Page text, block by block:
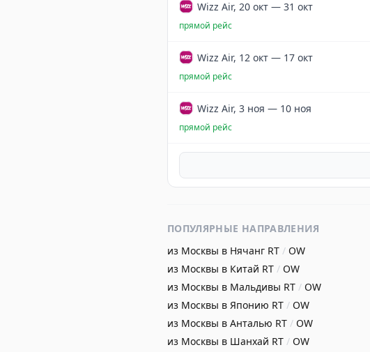
Wizz Air, 20 окт — 31 окт
прямой рейс
Wizz Air, 12 окт — 17 окт
прямой рейс
Wizz Air, 3 ноя — 10 ноя
прямой рейс
ПОПУЛЯРНЫЕ НАПРАВЛЕНИЯ
из Москвы в Нячанг RT / OW
из Москвы в Китай RT / OW
из Москвы в Мальдивы RT / OW
из Москвы в Японию RT / OW
из Москвы в Анталью RT / OW
из Москвы в Шанхай RT / OW